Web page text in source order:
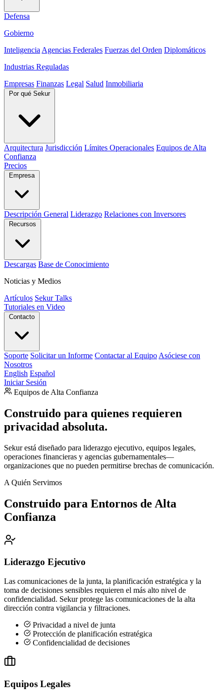
Defensa
Gobierno
Inteligencia Agencias Federales Fuerzas del Orden Diplomáticos
Industrias Reguladas
Empresas Finanzas Legal Salud Inmobiliaria
Por qué Sekur
Arquitectura Jurisdicción Límites Operacionales Equipos de Alta
Confianza
Precios
Empresa
Descripción General Liderazgo Relaciones con Inversores
Recursos
Descargas Base de Conocimiento
Noticias y Medios
Artículos Sekur Talks
Tutoriales en Video
Contacto
Soporte Solicitar un Informe Contactar al Equipo Asóciese con
Nosotros
English Español
Iniciar Sesión
Equipos de Alta Confianza
Construido para quienes requieren
privacidad absoluta.
Sekur está diseñado para liderazgo ejecutivo, equipos legales,
operaciones financieras y agencias gubernamentales—
organizaciones que no pueden permitirse brechas de comunicación.
A Quién Servimos
Construido para Entornos de Alta
Confianza
Liderazgo Ejecutivo
Las comunicaciones de la junta, la planificación estratégica y la
toma de decisiones sensibles requieren el más alto nivel de
confidencialidad. Sekur protege las comunicaciones de la alta
dirección contra vigilancia y filtraciones.
Privacidad a nivel de junta
Protección de planificación estratégica
Confidencialidad de decisiones
Equipos Legales